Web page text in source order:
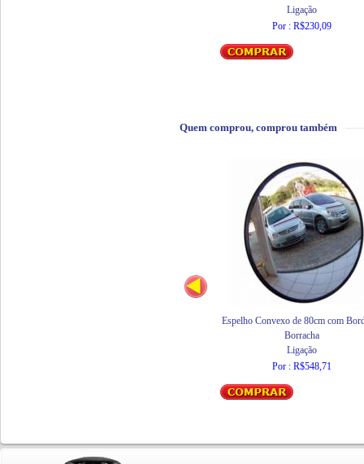
Ligação
Por : R$230,09
Quem comprou, comprou também
Espelho Convexo de 80cm com
Borracha
Ligação
Por : R$548,71